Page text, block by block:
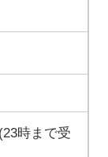
時まで受